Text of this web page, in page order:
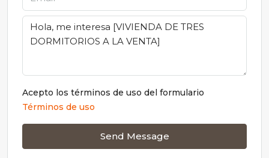
Acepto los términos de uso del formulario
Términos de uso
Send Message